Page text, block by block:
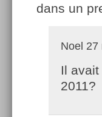
dans un
Noel 27
Il
2011?